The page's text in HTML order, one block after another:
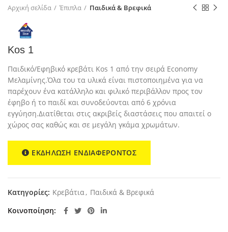
Αρχική σελίδα Έπιπλα Παιδικά & Βρεφικά
Kos 1
Παιδικό/Εφηβικό κρεβάτι Kos 1 από την σειρά Εconomy
Μελαμίνης.Όλα του τα υλικά είναι πιστοποιημένα για να
παρέχουν ένα κατάλληλο και φιλικό περιβάλλον προς τον
έφηβο ή το παιδί και συνοδεύονται από 6 χρόνια
εγγύηση.Διατίθεται στις ακριβείς διαστάσεις που απαιτεί ο
χώρος σας καθώς και σε μεγάλη γκάμα χρωμάτων.
ΕΚΔΗΛΩΣΗ ΕΝΔΙΑΦΕΡΟΝΤΟΣ
Κατηγορίες: Κρεβάτια , Παιδικά & Βρεφικά
Κοινοποίηση